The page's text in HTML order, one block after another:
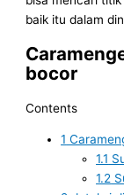
baik itu dalam
bocor
Contents
1
1.1
1.2